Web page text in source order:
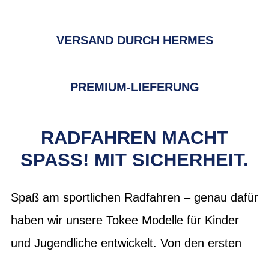
VERSAND DURCH HERMES
PREMIUM-LIEFERUNG
RADFAHREN MACHT
SPASS! MIT SICHERHEIT.
Spaß am sportlichen Radfahren – genau dafür
haben wir unsere Tokee Modelle für Kinder
und Jugendliche entwickelt. Von den ersten